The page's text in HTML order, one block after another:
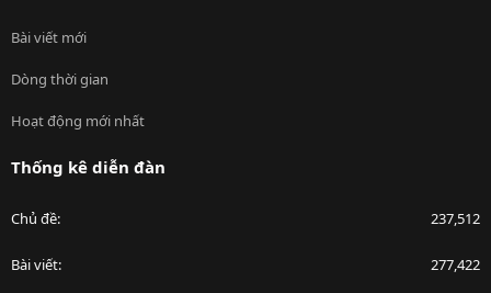
Bài viết mới
Dòng thời gian
Hoạt động mới nhất
Thống kê diễn đàn
Chủ đề 237,512
Bài viết 277,422